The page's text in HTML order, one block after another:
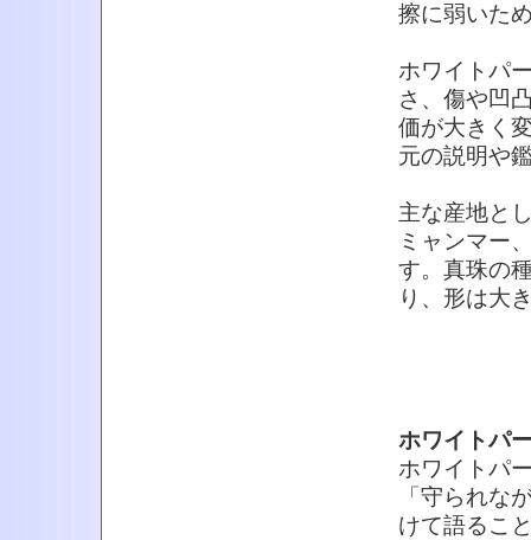
擦に弱いた
ホワイトパ
さ、傷や凹
価が大きく
元の説明や
主な産地と
ミャンマー
す。真珠の
り、形は大
ホワイトパ
ホワイトパ
「守られな
けて語るこ